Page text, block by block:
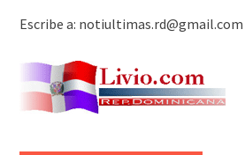
Escribe a: notiultimas.rd@gmail.com